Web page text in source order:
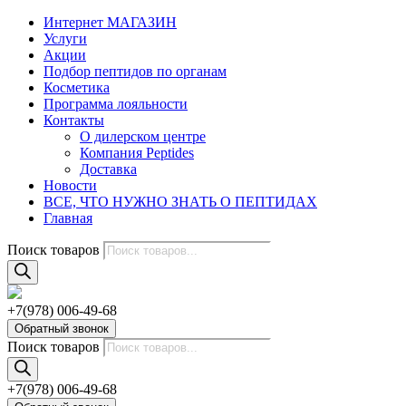
Интернет МАГАЗИН
Услуги
Акции
Подбор пептидов по органам
Косметика
Программа лояльности
Контакты
О дилерском центре
Компания Peptides
Доставка
Новости
ВСЕ, ЧТО НУЖНО ЗНАТЬ О ПЕПТИДАХ
Главная
Поиск товаров
+7(978) 006-49-68
Обратный звонок
Поиск товаров
+7(978) 006-49-68